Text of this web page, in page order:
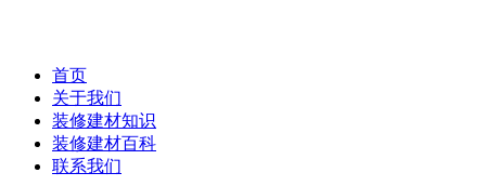
首页
关于我们
装修建材知识
装修建材百科
联系我们